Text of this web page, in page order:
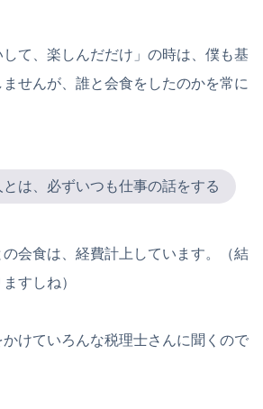
して、楽しんだだけ」の時は、僕も基
せんが、誰と会食をしたのかを常に
とは、必ずいつも仕事の話をする
会食は、経費計上しています。（結
すしね）
けていろんな税理士さんに聞くので